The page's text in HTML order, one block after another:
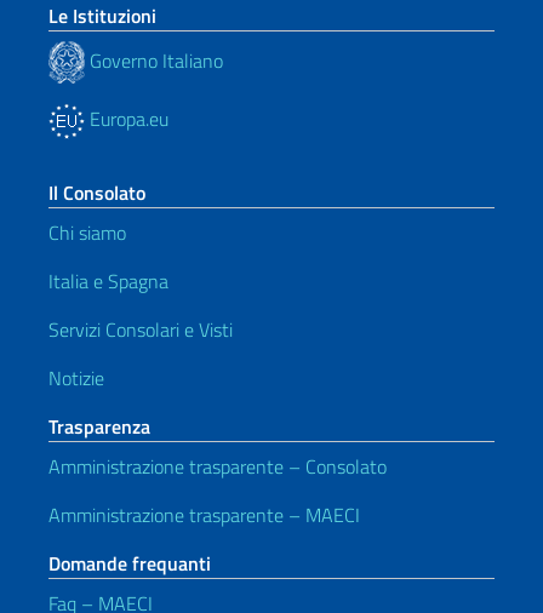
Le Istituzioni
Governo Italiano
Europa.eu
Il Consolato
Chi siamo
Italia e Spagna
Servizi Consolari e Visti
Notizie
Trasparenza
Amministrazione trasparente – Consolato
Amministrazione trasparente – MAECI
Domande frequanti
Faq – MAECI